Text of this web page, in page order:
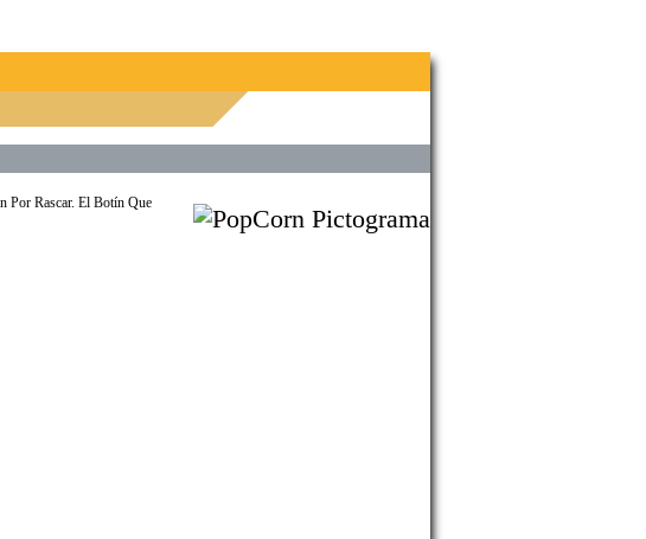
Por Rascar. El Botín Que